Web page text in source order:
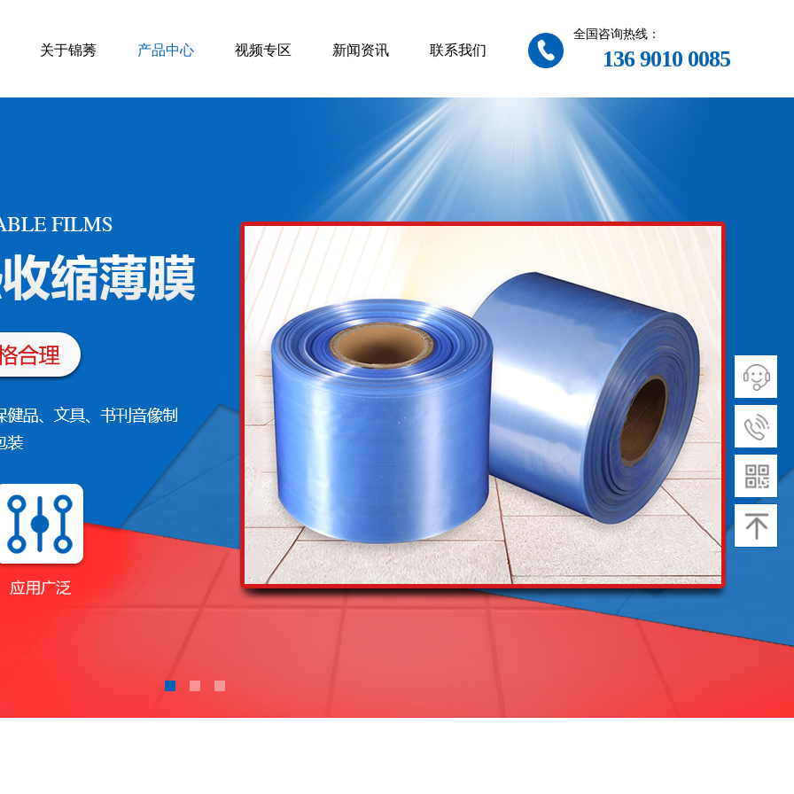
全国咨询热线：
关于锦莠 产品中心 视频专区 新闻资讯 联系我们 136 9010 0085